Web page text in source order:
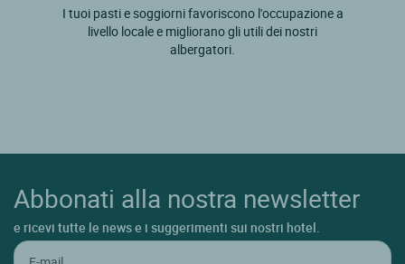
I tuoi pasti e soggiorni favoriscono l'occupazione a
livello locale e migliorano gli utili dei nostri
albergatori.
Abbonati alla nostra newsletter
e ricevi tutte le news e i suggerimenti sui nostri hotel.